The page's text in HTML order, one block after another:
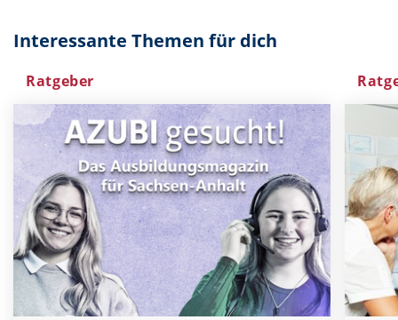
Interessante Themen für dich
Ratgeber